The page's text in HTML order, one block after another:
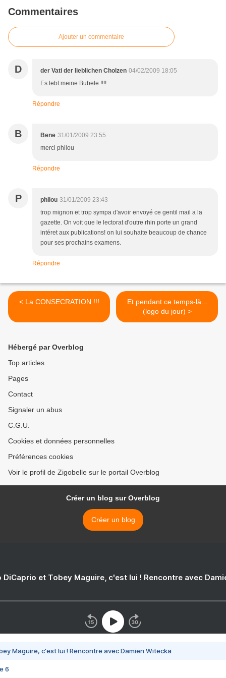
Commentaires
Ajouter un commentaire
D der Vati der lieblichen Cholzen 04/02/2009 18:05
Es lebt meine Bubele !!!!
Répondre
B Bene 31/01/2009 23:55
merci philou
Répondre
P philou 31/01/2009 23:43
trop mignon et trop sympa d'avoir envoyé ce gentil mail a la
gazette. On voit que le lectorat d'outre rhin porte un grand
intéret aux publications! on lui souhaite beaucoup de chance
pour ses prochains examens.
Répondre
< La CONSECRATION !!!
Et pendant ce temps-là...
(logo du jour) >
Hébergé par Overblog
Top articles
Pages
Contact
Signaler un abus
C.G.U.
Cookies et données personnelles
Préférences cookies
Voir le profil de Zigobelle sur le portail Overblog
Créer un blog sur Overblog
Créer un blog
DiCaprio et Tobey Maguire, c'est lui ! Rencontre avec
Maguire, c'est lui ! Rencontre avec Damien Witecka
6